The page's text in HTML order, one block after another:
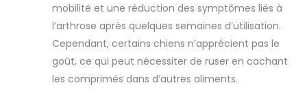
quotidienne. Une
formule qui fait
vraiment la
différence:
yumove, marque
mobilité et une réduction des symptômes liés à
l’arthrose après quelques semaines d’utilisation.
Cependant, certains chiens n’apprécient pas le
goût, ce qui peut nécessiter de ruser en cachant
les comprimés dans d’autres aliments.